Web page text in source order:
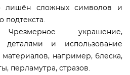
лишён сложных символов и
подтекста.
украшение,
деталями и использование
например, блеска,
перламутра, стразов.